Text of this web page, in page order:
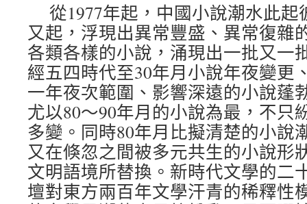
從1977年起，中國小說潮水此
又起，浮現出異常豐盛、異常復雜
各類各樣的小說，涌現出一批又一
經五四時代至30年月小說年夜變更
一年夜次範圍、影響深遠的小說蓬
尤以80～90年月的小說為最，不只
多變。同時80年月比擬清楚的小說
又在倏忽之間被多元共生的小說形
文明語境所替換。新時代文學的二
壇對東方兩百年文學汗青的稀釋性